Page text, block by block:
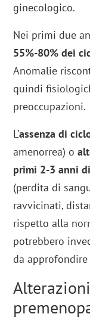
ginecologico.
Nei primi due
55%-80% dei
Anomalie
quindi
preoccupazioni.
L’assenza di
amenorrea) o
primi 2-3 anni
(perdita di
ravvicinati,
rispetto alla
potrebbero
da